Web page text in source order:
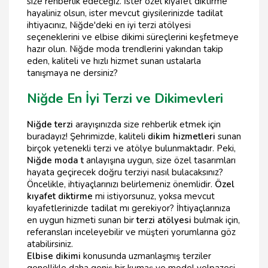
hayaliniz olsun, ister mevcut giysilerinizde tadilat
ihtiyacınız, Niğde'deki en iyi terzi atölyesi
seçeneklerini ve elbise dikimi süreçlerini keşfetmeye
hazır olun. Niğde moda trendlerini yakından takip
eden, kaliteli ve hızlı hizmet sunan ustalarla
tanışmaya ne dersiniz?
Niğde En İyi Terzi ve Dikimevleri
Niğde terzi arayışınızda size rehberlik etmek için
buradayız! Şehrimizde, kaliteli dikim hizmetleri sunan
birçok yetenekli terzi ve atölye bulunmaktadır. Peki,
Niğde moda t anlayışına uygun, size özel tasarımları
hayata geçirecek doğru terziyi nasıl bulacaksınız?
Öncelikle, ihtiyaçlarınızı belirlemeniz önemlidir. Özel
kıyafet diktirme mi istiyorsunuz, yoksa mevcut
kıyafetlerinizde tadilat mı gerekiyor? İhtiyaçlarınıza
en uygun hizmeti sunan birterzi atölyesi bulmak için,
referansları inceleyebilir ve müşteri yorumlarına göz
atabilirsiniz.
Elbise dikimi konusunda uzmanlaşmış terziler